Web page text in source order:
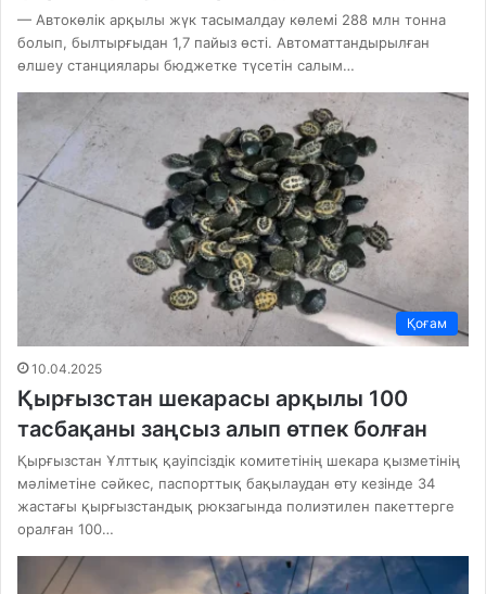
— Автокөлік арқылы жүк тасымалдау көлемі 288 млн тонна
болып, былтырғыдан 1,7 пайыз өсті. Автоматтандырылған
өлшеу станциялары бюджетке түсетін салым…
Қоғам
10.04.2025
Қырғызстан шекарасы арқылы 100
тасбақаны заңсыз алып өтпек болған
Қырғызстан Ұлттық қауіпсіздік комитетінің шекара қызметінің
мәліметіне сәйкес, паспорттық бақылаудан өту кезінде 34
жастағы қырғызстандық рюкзагында полиэтилен пакеттерге
оралған 100…